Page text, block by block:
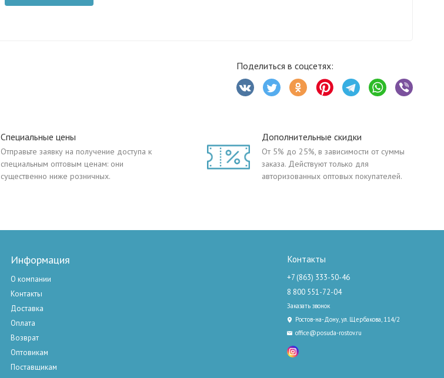
Поделиться в соцсетях:
Специальные цены
Отправьте заявку на получение доступа к
специальным оптовым ценам: они
существенно ниже розничных.
Дополнительные скидки
От 5% до 25%, в зависимости от суммы
заказа. Действуют только для
авторизованных оптовых покупателей.
Информация
О компании
Контакты
Доставка
Оплата
Возврат
Оптовикам
Поставщикам
Контакты
+7 (863) 333-50-46
8 800 551-72-04
Заказать звонок
Ростов-на-Дону, ул. Щербакова, 114/2
office@posuda-rostov.ru